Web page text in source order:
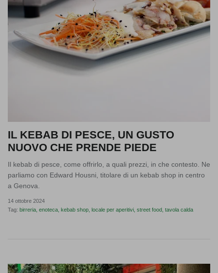
IL KEBAB DI PESCE, UN GUSTO
NUOVO CHE PRENDE PIEDE
Il kebab di pesce, come offrirlo, a quali prezzi, in che contesto. Ne
parliamo con Edward Housni, titolare di un kebab shop in centro
a Genova.
14 ottobre 2024
Tag: birreria enoteca kebab shop locale per aperitivi street food tavola calda